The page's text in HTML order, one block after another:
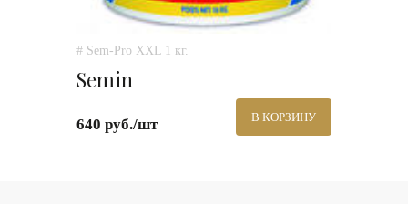
# Sem-Pro XXL 1 кг.
Semin
640 руб./шт В КОРЗИНУ